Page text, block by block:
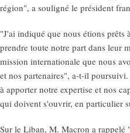
région", a souligné le président
"J'ai indiqué que nous étions prêts
prendre toute notre part dans leur
mission internationale que nous
et nos partenaires", a-t-il
à apporter notre expertise et nos
qui doivent s'ouvrir, en particulier
Sur le Liban, M. Macron a rappelé